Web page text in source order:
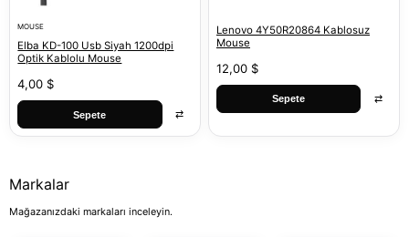
MOUSE
Elba KD-100 Usb Siyah 1200dpi
Optik Kablolu Mouse
4,00 $
Sepete ⇄
Lenovo 4Y50R20864 Kablosuz
Mouse
12,00 $
Sepete ⇄
Markalar
Mağazanızdaki markaları inceleyin.